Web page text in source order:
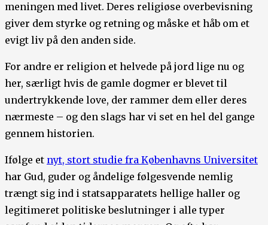
meningen med livet. Deres religiøse overbevisning
giver dem styrke og retning og måske et håb om et
evigt liv på den anden side.
For andre er religion et helvede på jord lige nu og
her, særligt hvis de gamle dogmer er blevet til
undertrykkende love, der rammer dem eller deres
nærmeste – og den slags har vi set en hel del gange
gennem historien.
Ifølge et nyt, stort studie fra Københavns Universitet
har Gud, guder og åndelige følgesvende nemlig
trængt sig ind i statsapparatets hellige haller og
legitimeret politiske beslutninger i alle typer